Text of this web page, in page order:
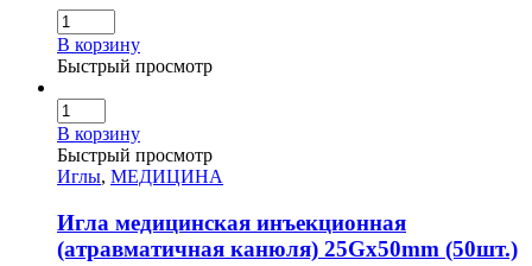
В корзину
Быстрый просмотр
В корзину
Быстрый просмотр
Иглы, МЕДИЦИНА
Игла медицинская инъекционная
(атравматичная канюля) 25Gх50mm (50шт.)